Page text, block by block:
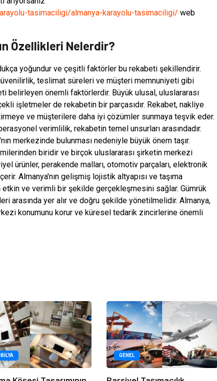
tasimaciligi/almanya-karayolu-tasimaciligi/ web
Özellikleri Nelerdir?
yoğundur ve çeşitli faktörler bu rekabeti şekillendirir.
teslimat süreleri ve müşteri memnuniyeti gibi
belirleyen önemli faktörlerdir. Büyük ulusal, uluslararası
işletmeler de rekabetin bir parçasıdır. Rekabet, nakliye
ve müşterilere daha iyi çözümler sunmaya teşvik eder.
verimlilik, rekabetin temel unsurları arasındadır.
merkezinde bulunması nedeniyle büyük önem taşır.
biridir ve birçok uluslararası şirketin merkezi
ürünler, perakende malları, otomotiv parçaları, elektronik
Almanya'nın gelişmiş lojistik altyapısı ve taşıma
etkin ve verimli bir şekilde gerçekleşmesini sağlar. Gümrük
arasında yer alır ve doğru şekilde yönetilmelidir. Almanya,
konumunu korur ve küresel tedarik zincirlerine önemli
GENEL